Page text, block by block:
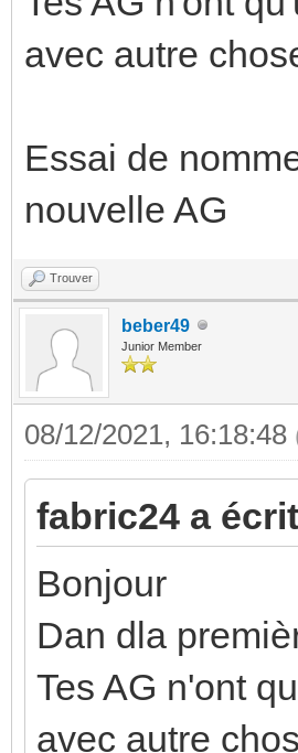
avec autre
Essai de
nouvelle AG
Trouver
beber49
Junior Member
08/12/2021, 16:18:48
fabric24 a
Bonjour
Dan dla
Tes AG n'ont
avec autre